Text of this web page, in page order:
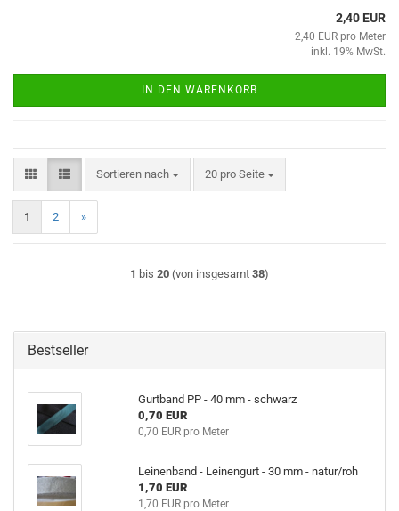
2,40 EUR
2,40 EUR pro Meter
inkl. 19% MwSt.
IN DEN WARENKORB
Sortieren nach
Sortieren nach 20 pro Seite
pro Seite
1 2 »
1 bis 20 (von insgesamt 38)
Bestseller
Gurtband PP - 40 mm - schwarz
0,70 EUR
0,70 EUR pro Meter
Leinenband - Leinengurt - 30 mm - natur/roh
1,70 EUR
1,70 EUR pro Meter